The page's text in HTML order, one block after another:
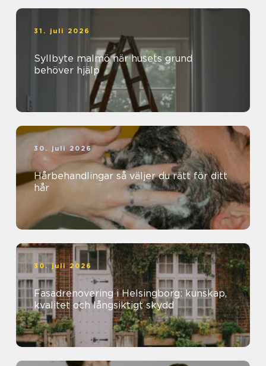
31. juli 2026
Syllbyte malmö när husets grund
behöver hjälp
30. juli 2026
Hårbehandlingar så väljer du rätt för ditt
hår
30. juli 2026
Fasadrenovering i Helsingborg: kunskap,
kvalitet och långsiktigt skydd